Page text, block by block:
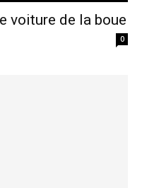
voiture de la boue
0